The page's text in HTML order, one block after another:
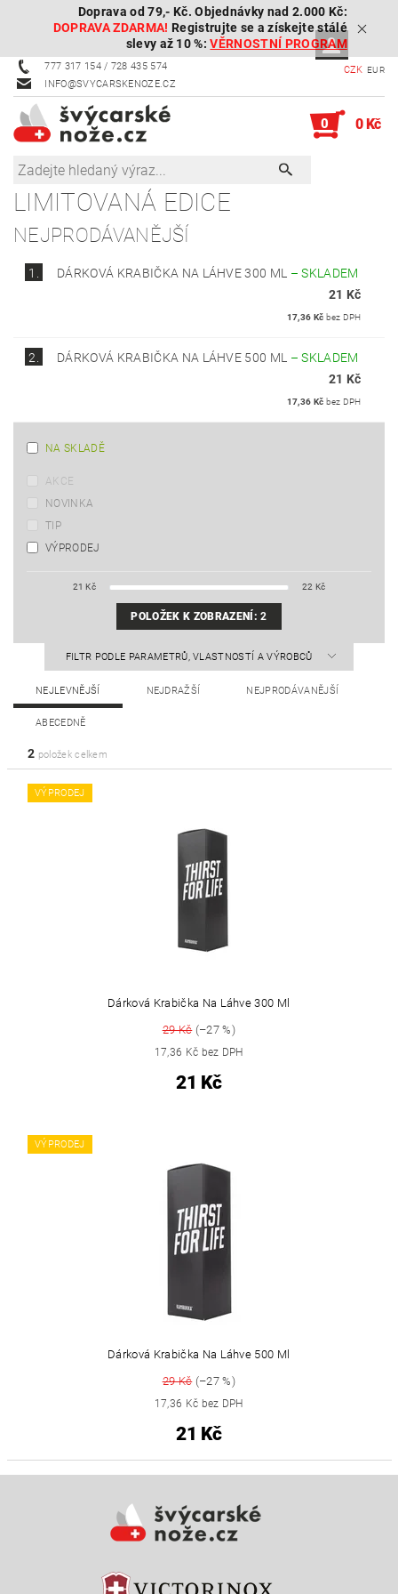
Doprava od 79,- Kč. Objednávky nad 2.000 Kč:
DOPRAVA ZDARMA! Registrujte se a získejte stálé
slevy až 10 %:VĚRNOSTNÍ PROGRAM
777 317 154 / 728 435 574
INFO@SVYCARSKENOZE.CZ
CZK EUR
0 0 Kč
LIMITOVANÁ EDICE
NEJPRODÁVANĚJŠÍ
1. DÁRKOVÁ KRABIČKA NA LÁHVE 300 ML –SKLADEM
21 Kč
17,36 Kč bez DPH
2. DÁRKOVÁ KRABIČKA NA LÁHVE 500 ML –SKLADEM
21 Kč
17,36 Kč bez DPH
NA SKLADĚ
AKCE
NOVINKA
TIP
VÝPRODEJ
21 Kč 22 Kč
POLOŽEK K ZOBRAZENÍ:2
FILTR PODLE PARAMETRŮ, VLASTNOSTÍ A VÝROBCŮ
NEJLEVNĚJŠÍ NEJDRAŽŠÍ NEJPRODÁVANĚJŠÍ
ABECEDNĚ
2 položek celkem
VÝPRODEJ
Dárková Krabička Na Láhve 300 Ml
29 Kč(–27 %)
17,36 Kč bez DPH
21 Kč
VÝPRODEJ
Dárková Krabička Na Láhve 500 Ml
29 Kč(–27 %)
17,36 Kč bez DPH
21 Kč